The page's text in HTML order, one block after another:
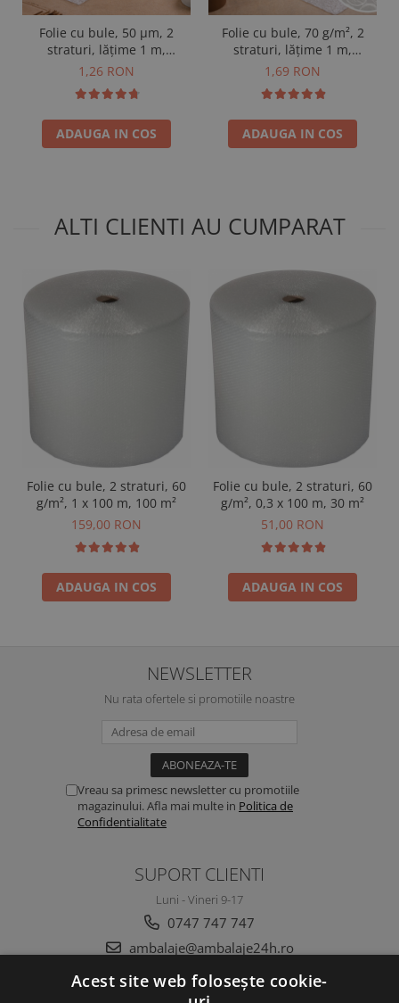
Folie cu bule, 50 µm, 2
straturi, lățime 1 m,
vândută la m²
1,26 RON
ADAUGA IN COS
Folie cu bule, 70 g/m², 2
straturi, lățime 1 m,
vândută la m²
1,69 RON
ADAUGA IN COS
ALTI CLIENTI AU CUMPARAT
Folie cu bule, 2 straturi, 60
g/m², 1 x 100 m, 100 m²
159,00 RON
ADAUGA IN COS
Folie cu bule, 2 straturi, 60
g/m², 0,3 x 100 m, 30 m²
51,00 RON
ADAUGA IN COS
NEWSLETTER
Nu rata ofertele si promotiile noastre
Vreau sa primesc newsletter cu promotiile
magazinului. Afla mai multe in Politica de
Confidentialitate
SUPORT CLIENTI
Luni - Vineri 9-17
0747 747 747
ambalaje@ambalaje24h.ro
Acest site web folosește cookie-